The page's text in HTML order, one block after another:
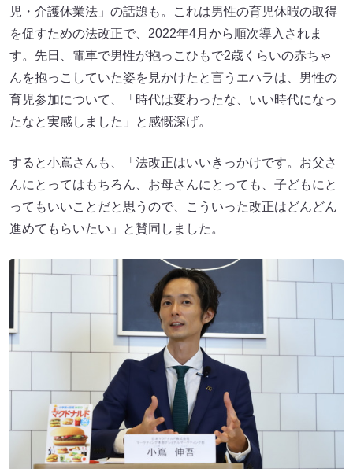
児・介護休業法」の話題も。これは男性の育児休暇の取得
を促すための法改正で、2022年4月から順次導入されま
す。先日、電車で男性が抱っこひもで2歳くらいの赤ちゃ
んを抱っこしていた姿を見かけたと言うエハラは、男性の
育児参加について、「時代は変わったな、いい時代になっ
たなと実感しました」と感慨深げ。
すると小嶌さんも、「法改正はいいきっかけです。お父さ
んにとってはもちろん、お母さんにとっても、子どもにと
ってもいいことだと思うので、こういった改正はどんどん
進めてもらいたい」と賛同しました。